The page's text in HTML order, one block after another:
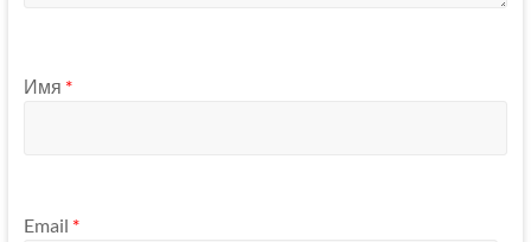
Имя *
Email *